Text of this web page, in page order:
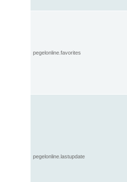
pegelonline.favorites
pegelonline.lastupdate